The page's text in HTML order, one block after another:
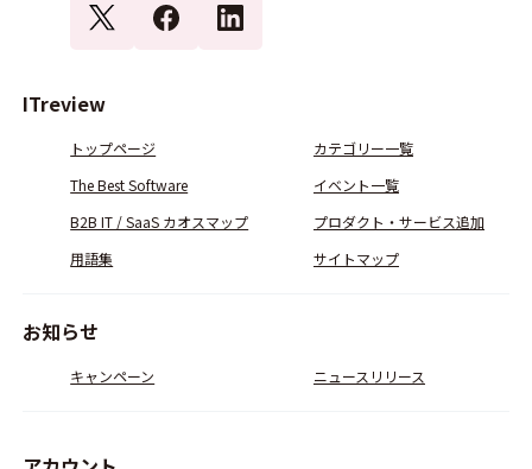
ITreview
トップページ
カテゴリー一覧
The Best Software
イベント一覧
B2B IT / SaaS カオスマップ
プロダクト・サービス追加
用語集
サイトマップ
お知らせ
キャンペーン ニュースリリース